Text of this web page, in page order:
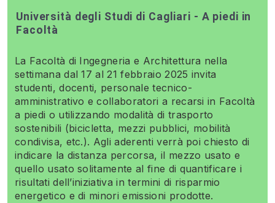
Università degli Studi di Cagliari - A piedi in
Facoltà
La Facoltà di Ingegneria e Architettura nella
settimana dal 17 al 21 febbraio 2025 invita
studenti, docenti, personale tecnico-
amministrativo e collaboratori a recarsi in Facoltà
a piedi o utilizzando modalità di trasporto
sostenibili (bicicletta, mezzi pubblici, mobilità
condivisa, etc.). Agli aderenti verrà poi chiesto di
indicare la distanza percorsa, il mezzo usato e
quello usato solitamente al fine di quantificare i
risultati dell’iniziativa in termini di risparmio
energetico e di minori emissioni prodotte.